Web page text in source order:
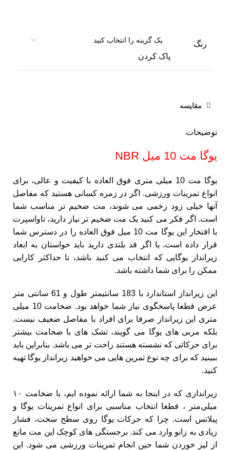
رنگ
پاک کردن
مقایسه
توضیحات
یوگا مت 10 میل NBR
یوگا مت 10 میلی متری فوق العاده با کیفیت و عالی، برای
انواع تمرینات ورزشی. اگر در زمره کسانی هستید که مفاصل
آنها خیلی زود زخمی می شوند، مت ضخیم تر مناسب شما
است. اگر فکر می کنید یک مت ضخیم تر نیاز دارید، تاواسپرت
با افتخار این یوگا مت 10 میل فوق العاده را در دسترس شما
قرار داده است. یا اگر قد بلندی دارید باید حواستان به ابعاد
زیرانداز یوگایی که انتخاب می کنید باشد، تا حداکثر کارایی
ممکن را برای شما داشته باشد.
این زیرانداز استاندارد با 183 سانتیمتر طول و 61 سانتی متر
عرض قطعا پاسخگوی نیاز شما خواهد بود. ضخامت 10 میلی
متری این زیرانداز صرفا برای افراد با مفاصل ضعیف نیست.
بلکه مربی های یوگا می گویند، تشک های با ضخامت بیشتر
برای حرکاتی که نشسته هستند راحت تر می باشد. بنابراین باید
ببینید که برای چه نوع تمرین هایی می خواهید زیرانداز یوگا تهیه
کنید.
زیراندازی که در اینجا به شما ارائه نموده ایم، با ضخامت ۱۰
ميلي‌متر ، قطعا انتخاب مناسبی برای انواع تمرینات یوگا و
پیلاتس است. چرا که حرکات یوگا روی سطح سخت، فشار
زیادی به زانو وارد می کند. برجستگی های کوچک این مت مانع
از لیز خوردن شما حین انجام تمرینات ورزشی می شود. این